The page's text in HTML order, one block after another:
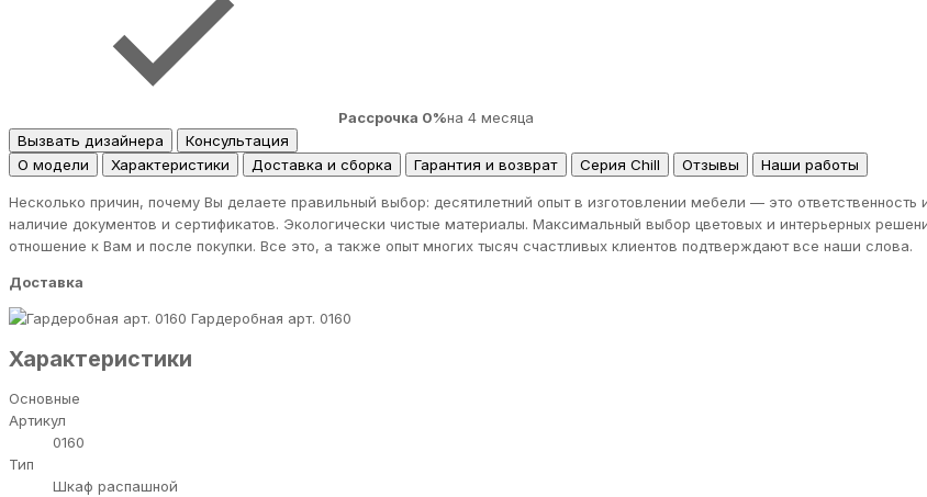
Рассрочка 0%на 4 месяца
Вызвать дизайнера
Консультация
О модели
Характеристики Доставка и сборка Гарантия и возврат Серия Chill Отзывы Наши работы
Несколько причин, почему Вы делаете правильный выбор: десятилетний опыт в изготовлении мебели — это
наличие документов и сертификатов. Экологически чистые материалы. Максимальный выбор цветовых и интерьерных
отношение к Вам и после покупки. Все это, а также опыт многих тысяч счастливых клиентов подтверждают все наши слова.
Доставка
Гардеробная арт. 0160
Характеристики
Основные
Артикул
0160
Тип
Шкаф распашной